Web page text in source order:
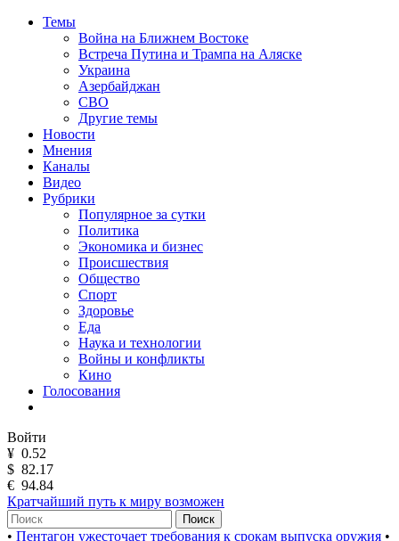
Темы
Война на Ближнем Востоке
Встреча Путина и Трампа на Аляске
Украина
Азербайджан
СВО
Другие темы
Новости
Мнения
Каналы
Видео
Рубрики
Популярное за сутки
Политика
Экономика и бизнес
Происшествия
Общество
Спорт
Здоровье
Еда
Наука и технологии
Войны и конфликты
Кино
Голосования
Войти
¥ 0.52
$ 82.17
€ 94.84
Кратчайший путь к миру возможен
Поиск
• Пентагон ужесточает требования к срокам выпуска оружия •